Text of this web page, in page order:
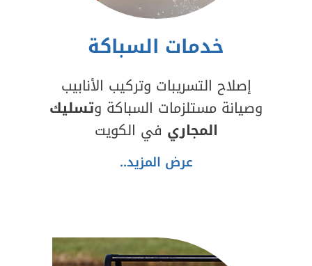
خدمات السباكة
إصلاح التسريبات وتركيب الأنابيب
وصيانة مستلزمات السباكة وتسليك
المجاري في الكويت
عرض المزيد..